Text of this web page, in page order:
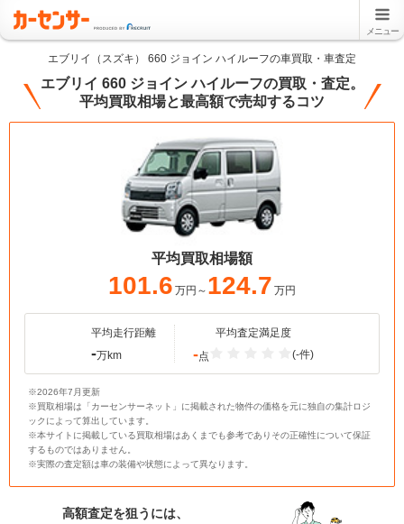
メニュー
エブリイ（スズキ） 660 ジョイン ハイルーフの車買取・車査定
エブリイ 660 ジョイン ハイルーフの買取・査定。
平均買取相場と最高額で売却するコツ
平均買取相場額
101.6 万円～ 124.7 万円
平均走行距離
-万km
平均査定満足度
-点 (-件)
※2026年7月更新
※買取相場は「カーセンサーネット」に掲載された物件の価格を元に独自の集計ロジ
ックによって算出しています。
※本サイトに掲載している買取相場はあくまでも参考でありその正確性について保証
するものではありません。
※実際の査定額は車の装備や状態によって異なります。
高額査定を狙うには、